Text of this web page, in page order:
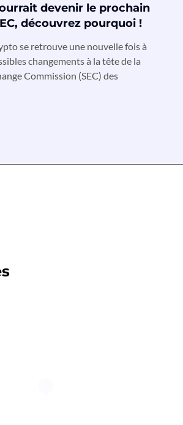
devenir le prochain
découvrez pourquoi !
se retrouve une nouvelle fois à
changements à la tête de la
Commission (SEC) des